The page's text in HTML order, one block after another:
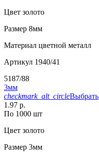
Цвет золото
Размер 8мм
Материал цветной металл
Артикул 1940/41
5187/88
3мм
checkmark_alt_circleВыбрать
1.97 р.
По 1000 шт
Цвет золото
Размер 3мм